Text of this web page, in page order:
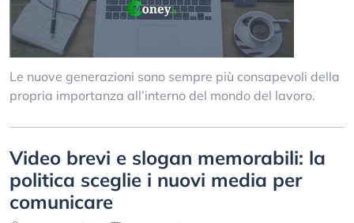
Le nuove generazioni sono sempre più consapevoli della
propria importanza all’interno del mondo del lavoro.
Video brevi e slogan memorabili: la
politica sceglie i nuovi media per
comunicare